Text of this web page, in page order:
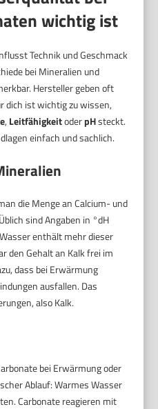
wichtig ist
Technik und Geschmack
bei Mineralien und
Hersteller geben oft
dich ist wichtig zu wissen,
, LeitfähigkeitoderpHsteckt.
einfach und sachlich.
die Menge an Calcium- und
sind Angaben in °dH
enthält mehr dieser
den Gehalt an Kalk frei im
dass bei Erwärmung
ausfallen. Das
also Kalk.
bei Erwärmung oder
Ablauf: Warmes Wasser
Carbonate reagieren mit